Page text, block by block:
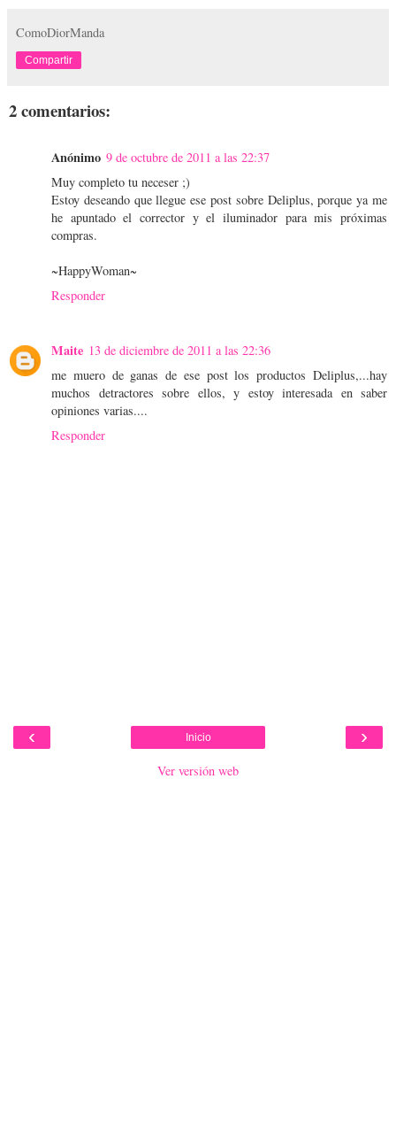
ComoDiorManda
Compartir
2 comentarios:
Anónimo 9 de octubre de 2011 a las 22:37
Muy completo tu neceser ;)
Estoy deseando que llegue ese post sobre Deliplus, porque ya me
he apuntado el corrector y el iluminador para mis próximas
compras.
~HappyWoman~
Responder
Maite 13 de diciembre de 2011 a las 22:36
me muero de ganas de ese post los productos Deliplus,...hay
muchos detractores sobre ellos, y estoy interesada en saber
opiniones varias....
Responder
‹ ›
Inicio
Ver versión web